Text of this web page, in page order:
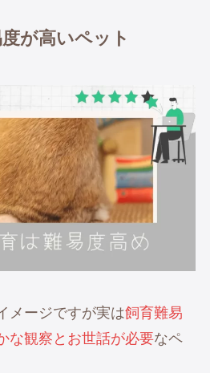
が高いペット
メージですが実は飼育難易
な観察とお世話が必要なペ